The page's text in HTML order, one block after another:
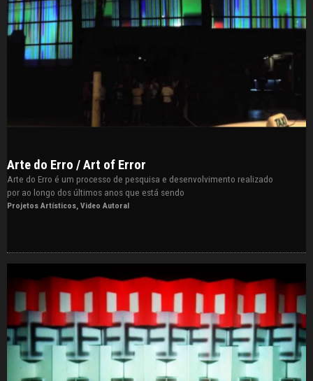
Arte do Erro / Art of Error
Arte do Erro é um processo de pesquisa e desenvolvimento realizado
por ao longo dos últimos anos que está sendo
Projetos Artísticos, Video Autoral